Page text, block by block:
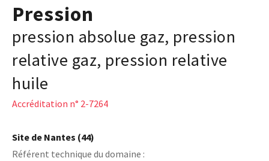
Pression
pression absolue gaz, pression
relative gaz, pression relative
huile
Accréditation n° 2-7264
Site de Nantes (44)
Référent technique du domaine :